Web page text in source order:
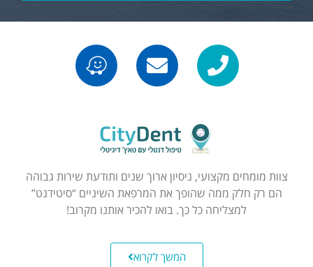
צוות מומחים מקצועי, ניסיון ארוך שנים ותודעת שירות גבוהה
הם רק חלק ממה שהופך את המרפאת השיניים “סיטידנט”
למצליחה כל כך. בואו להכיר אותנו מקרוב!
המשך לקרוא